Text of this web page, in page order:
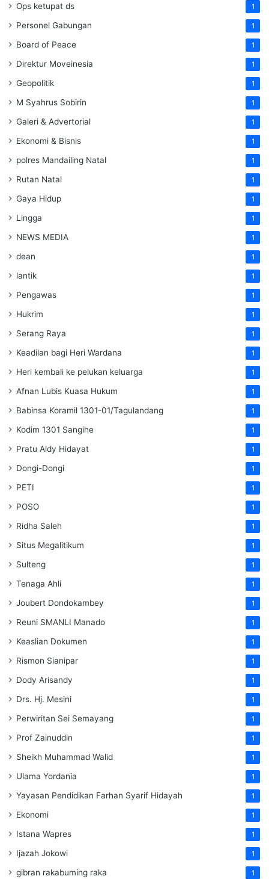
Ops ketupat ds 1
Personel Gabungan 1
Board of Peace 1
Direktur Moveinesia 1
Geopolitik 1
M Syahrus Sobirin 1
Galeri & Advertorial 1
Ekonomi & Bisnis 1
polres Mandailing Natal 1
Rutan Natal 1
Gaya Hidup 1
Lingga 1
NEWS MEDIA 1
dean 1
lantik 1
Pengawas 1
Hukrim 1
Serang Raya 1
Keadilan bagi Heri Wardana 1
Heri kembali ke pelukan keluarga 1
Afnan Lubis Kuasa Hukum 1
Babinsa Koramil 1301-01/Tagulandang 1
Kodim 1301 Sangihe 1
Pratu Aldy Hidayat 1
Dongi-Dongi 1
PETI 1
POSO 1
Ridha Saleh 1
Situs Megalitikum 1
Sulteng 1
Tenaga Ahli 1
Joubert Dondokambey 1
Reuni SMANLI Manado 1
Keaslian Dokumen 1
Rismon Sianipar 1
Dody Arisandy 1
Drs. Hj. Mesini 1
Perwiritan Sei Semayang 1
Prof Zainuddin 1
Sheikh Muhammad Walid 1
Ulama Yordania 1
Yayasan Pendidikan Farhan Syarif Hidayah 1
Ekonomi 1
Istana Wapres 1
Ijazah Jokowi 1
gibran rakabuming raka 1